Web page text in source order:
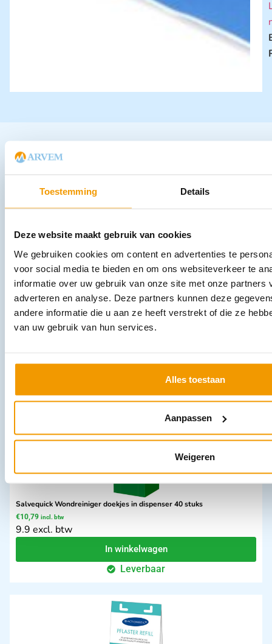
Toestemming Details
Deze website maakt gebruik van cookies
We gebruiken cookies om content en advertenties te
voor social media te bieden en om ons websiteverkeer te
informatie over uw gebruik van onze site met onze partners
adverteren en analyse. Deze partners kunnen deze
andere informatie die u aan ze heeft verstrekt of die ze
van uw gebruik van hun services.
Alles toestaan
Aanpassen
Weigeren
Andere producten in deze
Burnshield Blots 3,5ml. tbv Brand & Schaafwonden Ds 6 stuks
incl. btw
6.1 excl. btw
Salvequick Wondreiniger doekjes in dispenser 40 stuks
€10,79 incl. btw
9.9 excl. btw
In winkelwagen
Leverbaar